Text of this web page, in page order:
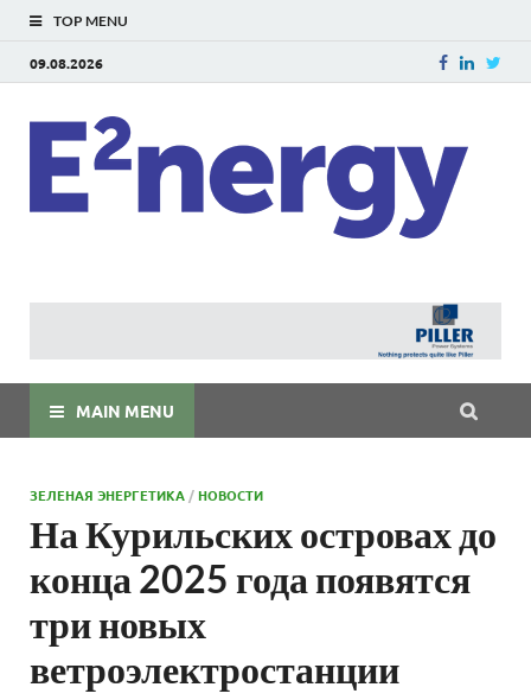
TOP MENU
09.08.2026
MAIN MENU
ЗЕЛЕНАЯ ЭНЕРГЕТИКА /НОВОСТИ
На Курильских островах до
конца 2025 года появятся
три новых
ветроэлектростанции